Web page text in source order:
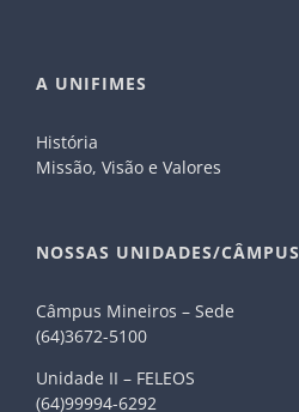
A UNIFIMES
História
Missão, Visão e Valores
NOSSAS UNIDADES/CÂMPUS
Câmpus Mineiros – Sede
(64)3672-5100
Unidade II – FELEOS
(64)99994-6292